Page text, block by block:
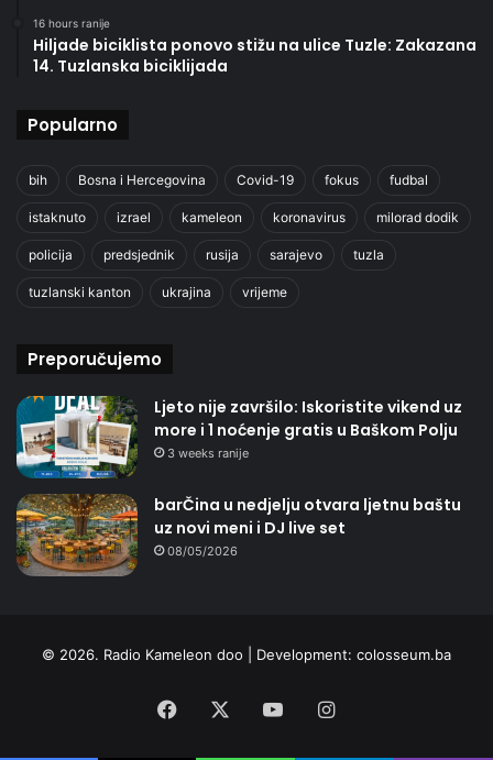
16 hours ranije
Hiljade biciklista ponovo stižu na ulice Tuzle: Zakazana
14. Tuzlanska biciklijada
Popularno
bih Bosna i Hercegovina Covid-19 fokus fudbal
istaknuto izrael kameleon koronavirus milorad dodik
policija predsjednik rusija sarajevo tuzla
tuzlanski kanton ukrajina vrijeme
Preporučujemo
Ljeto nije završilo: Iskoristite vikend uz
more i 1 noćenje gratis u Baškom Polju
3 weeks ranije
barČina u nedjelju otvara ljetnu baštu
uz novi meni i DJ live set
08/05/2026
© 2026. Radio Kameleon doo | Development: colosseum.ba
Facebook YouTubeInstagram